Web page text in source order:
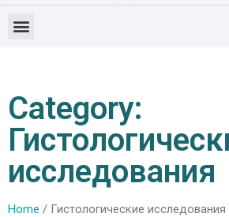
Category:
исследования
Home / Гистологические исследования